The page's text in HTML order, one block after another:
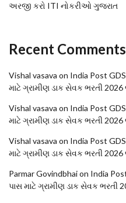
અરજી કરો ITI નોકરીઓ ગુજરાત
Recent Comments
Vishal vasava on India Post
માટે ગ્રામીણ ડાક સેવક ભરતી 2026
Vishal vasava on India Post
માટે ગ્રામીણ ડાક સેવક ભરતી 2026
Vishal vasava on India Post
માટે ગ્રામીણ ડાક સેવક ભરતી 2026
Parmar Govindbhaion India
પાસ માટે ગ્રામીણ ડાક સેવક ભરતી